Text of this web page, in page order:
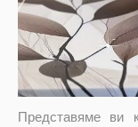
Представяме ви